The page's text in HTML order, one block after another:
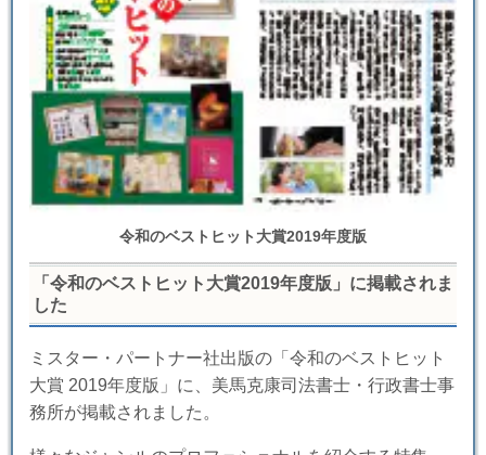
令和のベストヒット大賞2019年度版
「令和のベストヒット大賞2019年度版」に掲載されま
した
ミスター・パートナー社出版の「令和のベストヒット
大賞 2019年度版」に、美馬克康司法書士・行政書士事
務所が掲載されました。